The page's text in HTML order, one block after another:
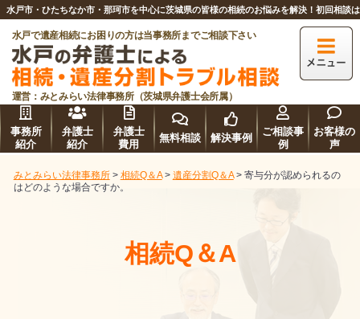
水戸市・ひたちなか市・那珂市を中心に茨城県の皆様の相続のお悩みを解決！初回相談
水戸で遺産相続にお困りの方は当事務所までご相談下さい
運営：みとみらい法律事務所（茨城県弁護士会所属）
事務所
紹介
弁護士
紹介
弁護士
費用
無料相談 解決事例
ご相談事
例
お客様の
声
みとみらい法律事務所> 相続Q＆A> 遺産分割Q＆A> 寄与分が認められるの
はどのような場合ですか。
相続Q＆A